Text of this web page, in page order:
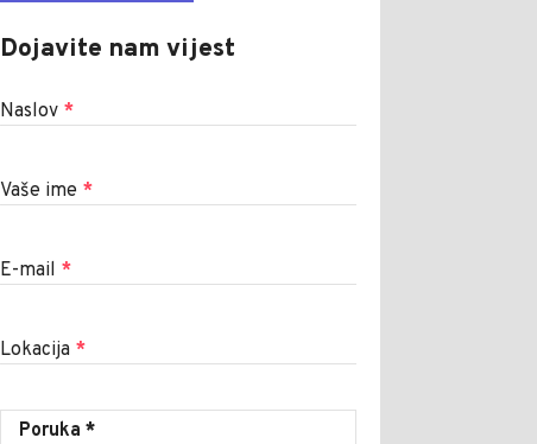
Dojavite nam vijest
Naslov *
Vaše ime *
E-mail *
Lokacija *